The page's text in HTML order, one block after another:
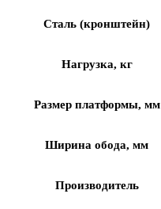
Сталь (кронштейн)
Нагрузка, кг
Размер платформы, мм
Ширина обода, мм
Производитель